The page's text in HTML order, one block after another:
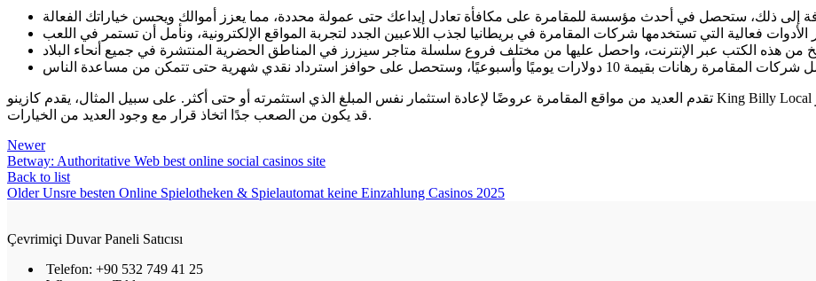
تقدم العديد من مواقع المقامرة عروضًا لإعادة استثمار نفس المبلغ الذي استثمرته أو حتى أكثر. على سبيل المثال، يقدم كازينو King Billy Local عشرة دولارات، بينما يقدم كازينو Fruity King الآن عشرين دولارًا.
قد يكون من الصعب جدًا اتخاذ قرار مع وجود العديد من الخيارات.
Newer
Betway: Authoritative Web best online social casinos site
Back to list
Older Unsre besten Online Spielotheken & Spielautomat keine Einzahlung Casinos 2025
Çevrimiçi Duvar Paneli Satıcısı
Telefon: +90 532 749 41 25